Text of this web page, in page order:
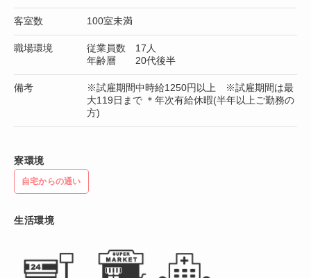
客室数 100室未満
職場環境
従業員数 17人
年齢層 20代後半
備考
※試雇期間中時給1250円以上 ※試雇期間は最
大119日まで ＊年次有給休暇(半年以上ご勤務の
方)
寮環境
自宅からの通い
生活環境